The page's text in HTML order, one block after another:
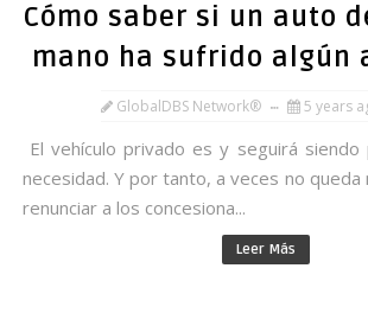
Cómo saber si un auto
mano ha sufrido algún
GlobalDBS Network® 5 years
El vehículo privado es y seguirá siendo
necesidad. Y por tanto, a veces no
renunciar a los concesiona...
Leer Más